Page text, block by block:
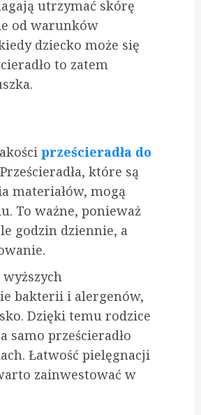
utrzymać skórę
od warunków
dziecko może się
to zatem
prześcieradła do
które są
materiałów, mogą
To ważne, ponieważ
godzin dziennie, a
wyższych
bakterii i alergenów,
Dzięki temu rodzice
samo prześcieradło
Łatwość pielęgnacji
zainwestować w